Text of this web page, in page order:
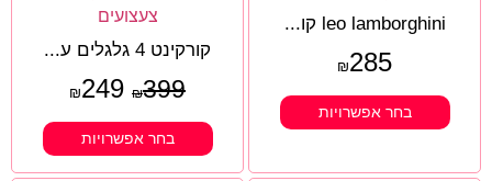
leo lamborghini קו...
₪285
בחר אפשרויות
קורקינט 4 גלגלים ע...
₪399
₪249
בחר אפשרויות